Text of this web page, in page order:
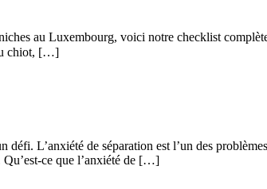
au Luxembourg, voici notre checklist
chiot, […]
L’anxiété de séparation est l’un des
ce que l’anxiété de […]